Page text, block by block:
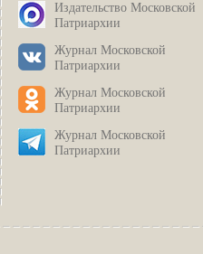
Издательство Московской
Патриархии
Журнал Московской
Патриархии
Журнал Московской
Патриархии
Журнал Московской
Патриархии